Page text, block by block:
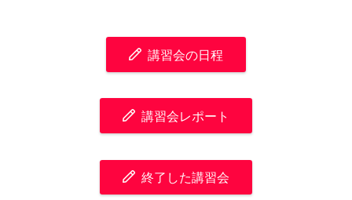
講習会の日程
講習会レポート
終了した講習会